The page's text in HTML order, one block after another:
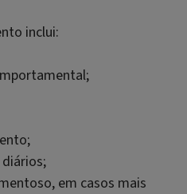
inclui:
em casos mais